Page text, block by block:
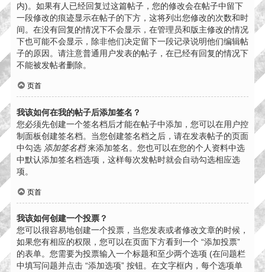
内)。如果有人已经回复过这篇帖子，您的修改会在帖子中留下
一段修改的痕迹显示在帖子的下方，这将列出您修改的次数和时
间。在没有回复的情况下不会显示，在管理员和版主修改的情况
下也可能不会显示，除非他们决定留下一段记录说明他们编辑帖
子的原因。请注意普通用户发表的帖子，在已经有回复的情况下
不能被发帖者删除。
页首
我该如何在我的帖子后添加签名？
您必须先创建一个签名档后才能在帖子中添加，您可以在用户控
制面板创建签名档。当您创建签名档之后，请在发表帖子的页面
中勾选 添加签名档来添加签名。您也可以在您的个人资料中选
中默认添加签名档选项，这样每次发帖时就会自动勾选相应选
项。
页首
我该如何创建一个投票？
您可以很容易地创建一个投票，当您发表或者修改文章的时候，
如果您有相应的权限，您可以在页面下方看到一个 “添加投票”
的表单。您需要为投票输入一个标题和至少两个选项 (在问题栏
中填写问题并点击 “添加选项” 按钮。在文字框内，每个选项单